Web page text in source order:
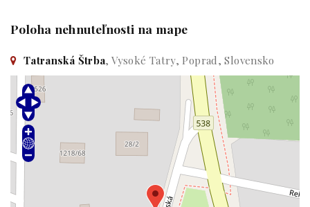
Poloha nehnuteľnosti na mape
Tatranská Štrba, Vysoké Tatry, Poprad, Slovensko